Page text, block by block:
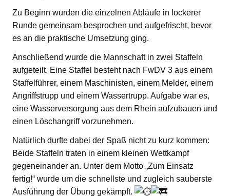
Zu Beginn wurden die einzelnen Abläufe in lockerer
Runde gemeinsam besprochen und aufgefrischt, bevor
es an die praktische Umsetzung ging.
Anschließend wurde die Mannschaft in zwei Staffeln
aufgeteilt. Eine Staffel besteht nach FwDV 3 aus einem
Staffelführer, einem Maschinisten, einem Melder, einem
Angriffstrupp und einem Wassertrupp. Aufgabe war es,
eine Wasserversorgung aus dem Rhein aufzubauen und
einen Löschangriff vorzunehmen.
Natürlich durfte dabei der Spaß nicht zu kurz kommen:
Beide Staffeln traten in einem kleinen Wettkampf
gegeneinander an. Unter dem Motto „Zum Einsatz
fertig!“ wurde um die schnellste und zugleich sauberste
Ausführung der Übung gekämpft.